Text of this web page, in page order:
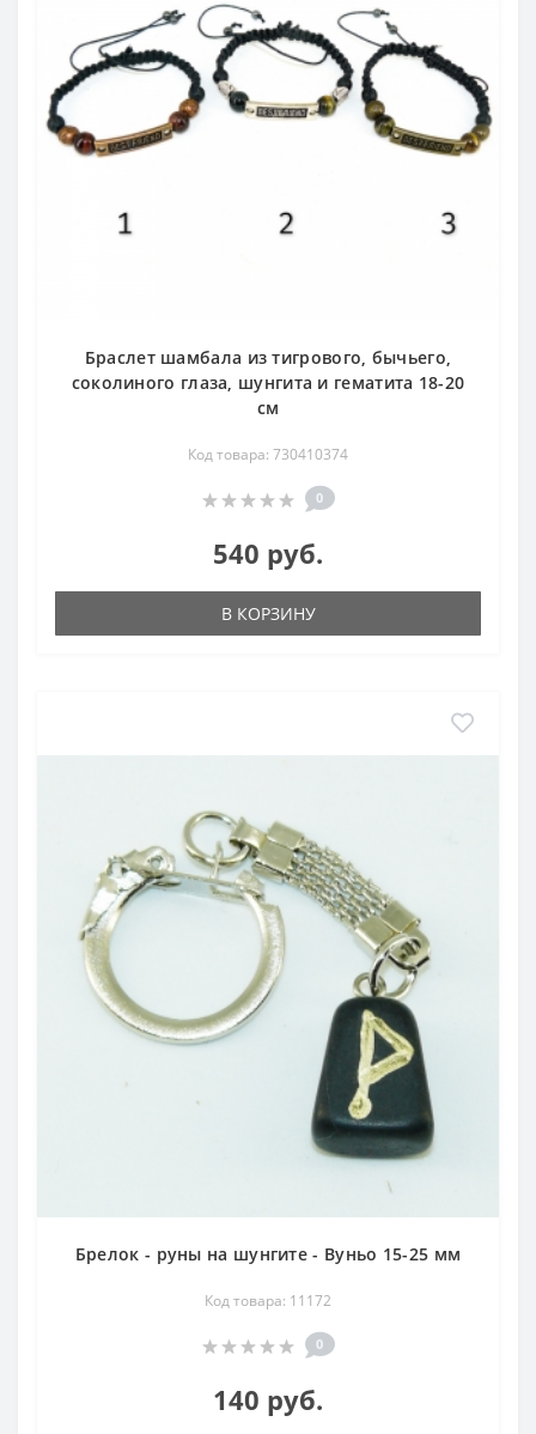
Браслет шамбала из тигрового, бычьего,
соколиного глаза, шунгита и гематита 18-20
см
Код товара: 730410374
0
540 руб.
В КОРЗИНУ
Брелок - руны на шунгите - Вуньо 15-25 мм
Код товара: 11172
0
140 руб.